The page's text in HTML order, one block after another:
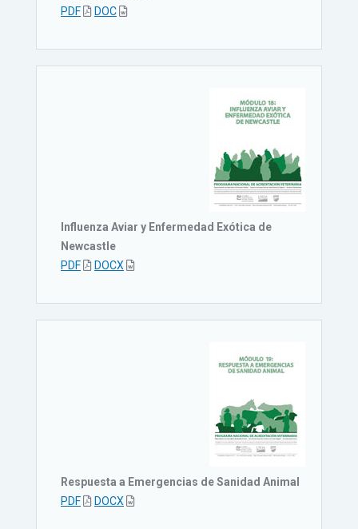
PDF
DOC
Influenza Aviar y Enfermedad Exótica de
Newcastle
PDF
DOCX
Respuesta a Emergencias de Sanidad Animal
PDF
DOCX